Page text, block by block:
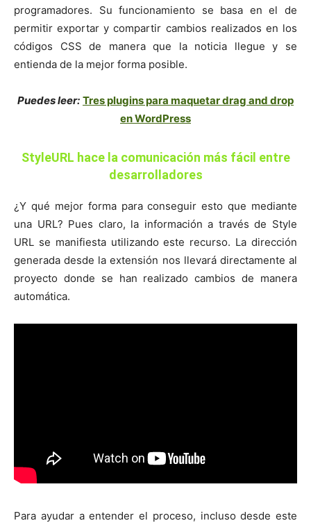
programadores. Su funcionamiento se basa en el de
permitir exportar y compartir cambios realizados en los
códigos CSS de manera que la noticia llegue y se
entienda de la mejor forma posible.
Puedes leer: Tres plugins para maquetar drag and drop
en WordPress
StyleURL hace la comunicación más fácil entre
desarrolladores
¿Y qué mejor forma para conseguir esto que mediante
una URL? Pues claro, la información a través de Style
URL se manifiesta utilizando este recurso. La dirección
generada desde la extensión nos llevará directamente al
proyecto donde se han realizado cambios de manera
automática.
Para ayudar a entender el proceso, incluso desde este